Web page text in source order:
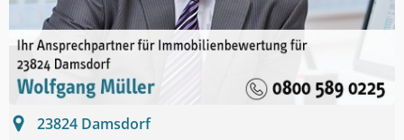
23824 Damsdorf